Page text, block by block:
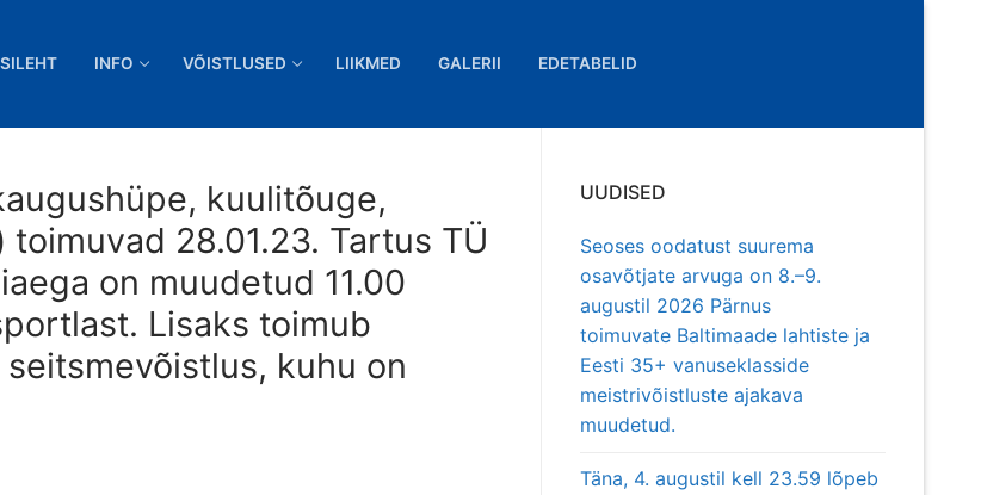
INFO VÕISTLUSED LIIKMED GALERII EDETABELID
kuulitõuge,
28.01.23. Tartus TÜ
on muudetud 11.00
Lisaks toimub
kuhu on
UUDISED
Seoses oodatust suurema
osavõtjate arvuga on 8.–9.
augustil 2026 Pärnus
toimuvate Baltimaade lahtiste ja
Eesti 35+ vanuseklasside
meistrivõistluste ajakava
muudetud.
Täna, 4. augustil kell 23.59 lõpeb